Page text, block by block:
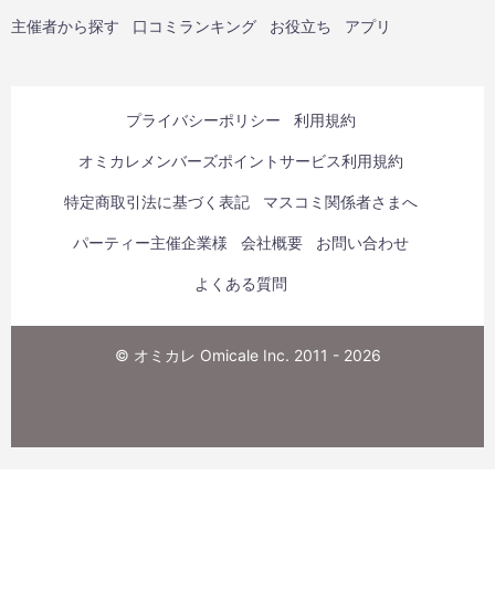
主催者から探す 口コミランキング お役立ち アプリ
プライバシーポリシー 利用規約
オミカレメンバーズポイントサービス利用規約
特定商取引法に基づく表記 マスコミ関係者さまへ
パーティー主催企業様 会社概要 お問い合わせ
よくある質問
© オミカレ Omicale Inc. 2011 - 2026